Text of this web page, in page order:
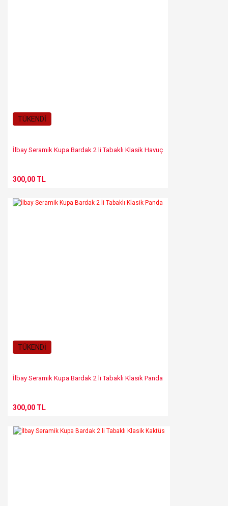
TÜKENDİ
İlbay Seramik Kupa Bardak 2 li Tabaklı Klasik Havuç
300,00 TL
TÜKENDİ
İlbay Seramik Kupa Bardak 2 li Tabaklı Klasik Panda
300,00 TL